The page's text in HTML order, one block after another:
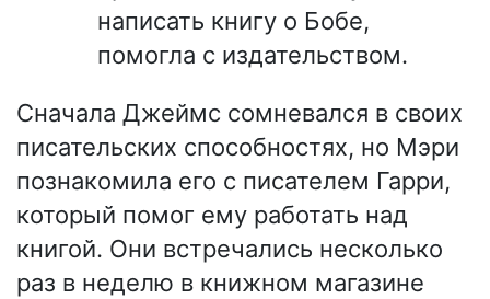
написать книгу о Бобе,
помогла с издательством.
Сначала Джеймс сомневался в своих
писательских способностях, но Мэри
познакомила его с писателем Гарри,
который помог ему работать над
книгой. Они встречались несколько
раз в неделю в книжном магазине